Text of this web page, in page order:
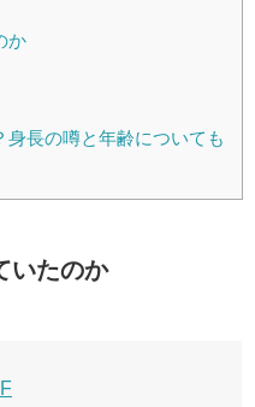
か
長の噂と年齢についても
いたのか